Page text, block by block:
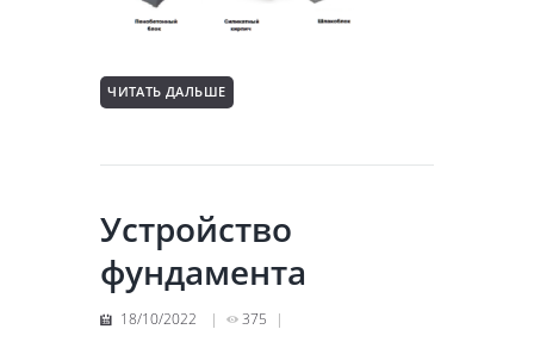
ЧИТАТЬ ДАЛЬШЕ
Устройство
фундамента
18/10/2022 375